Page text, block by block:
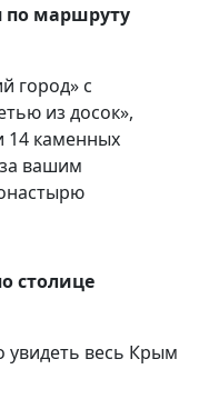
по маршруту
город» с
из досок»,
14 каменных
вашим
столице
увидеть весь Крым